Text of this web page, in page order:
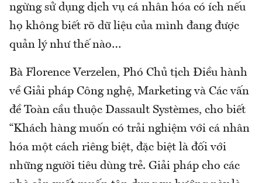
ngừng sử dụng dịch vụ cá nhân hóa có ích nếu
họ không biết rõ dữ liệu của mình đang được
quản lý như thế nào…
Bà Florence Verzelen, Phó Chủ tịch Điều hành
về Giải pháp Công nghệ, Marketing và Các vấn
đề Toàn cầu thuộc Dassault Systèmes, cho biết
“Khách hàng muốn có trải nghiệm với cá nhân
hóa một cách riêng biệt, đặc biệt là đối với
những người tiêu dùng trẻ. Giải pháp cho các